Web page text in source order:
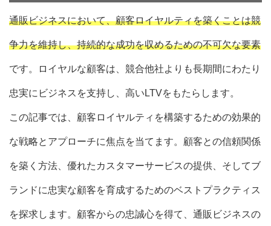
通販ビジネスにおいて、顧客ロイヤルティを築くことは競
争力を維持し、持続的な成功を収めるための不可欠な要素
です。ロイヤルな顧客は、競合他社よりも長期間にわたり
忠実にビジネスを支持し、高いLTVをもたらします。
この記事では、顧客ロイヤルティを構築するための効果的
な戦略とアプローチに焦点を当てます。顧客との信頼関係
を築く方法、優れたカスタマーサービスの提供、そしてブ
ランドに忠実な顧客を育成するためのベストプラクティス
を探求します。顧客からの忠誠心を得て、通販ビジネスの